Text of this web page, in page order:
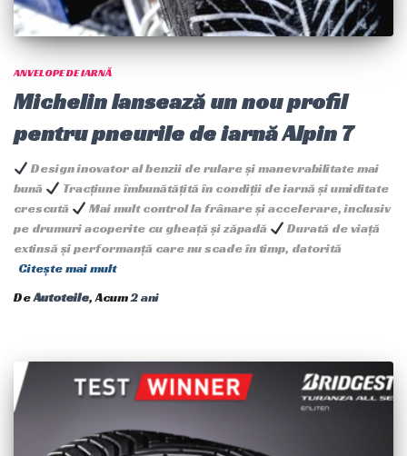
ANVELOPE DE IARNĂ
Michelin lansează un nou profil
pentru pneurile de iarnă Alpin 7
Design inovator al benzii de rulare și manevrabilitate mai
bună
Tracțiune îmbunătățită în condiții de iarnă și umiditate
crescută
Mai mult control la frânare și accelerare, inclusiv
pe drumuri acoperite cu gheață și zăpadă
Durată de viață
extinsă și performanță care nu scade în timp, datorită
Citește mai mult
DeAutoteile, Acum2 ani